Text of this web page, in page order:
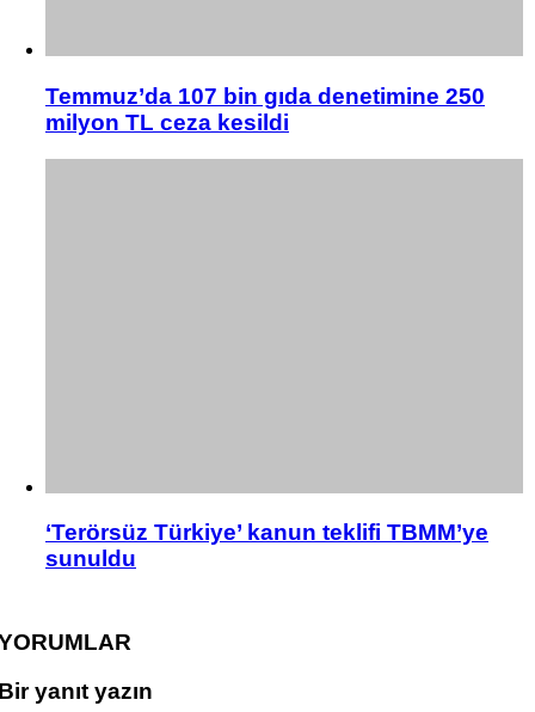
Temmuz’da 107 bin gıda denetimine 250
milyon TL ceza kesildi
‘Terörsüz Türkiye’ kanun teklifi TBMM’ye
sunuldu
yanıt yazın